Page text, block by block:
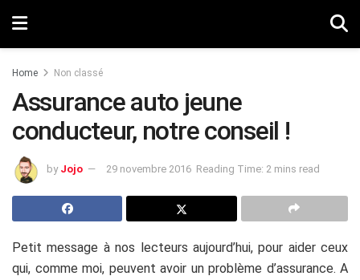
Home Non classé
Assurance auto jeune
conducteur, notre conseil !
by Jojo 29 novembre 2016 Reading Time: 2 mins read
Petit message à nos lecteurs aujourd’hui, pour aider ceux
qui, comme moi, peuvent avoir un problème d’assurance. A